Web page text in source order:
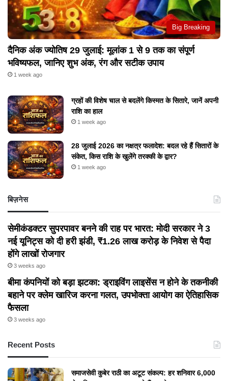
Big Breaking
दैनिक अंक ज्योतिष 29 जुलाई: मूलांक 1 से 9 तक का संपूर्ण
भविष्यफल, जानिए शुभ अंक, रंग और सटीक उपाय
1 week ago
ग्रहों की विशेष चाल से बदलेंगे किस्मत के सितारे, जानें अपनी
राशि का हाल
1 week ago
28 जुलाई 2026 का नक्षत्र फलादेश: बदल रहे हैं सितारों के
संकेत, किस राशि के खुलेंगे तरक्की के द्वार?
1 week ago
बिज़नेस
सेमीकंडक्टर सुपरपावर बनने की राह पर भारत: मोदी सरकार ने 3
नई यूनिट्स को दी हरी झंडी, ₹1.26 लाख करोड़ के निवेश से पैदा
होंगे लाखों रोजगार
3 weeks ago
बीमा कंपनियों को बड़ा झटका: ड्राइविंग लाइसेंस न होने के तकनीकी
बहाने पर क्लेम खारिज करना गलत, उपभोक्ता आयोग का ऐतिहासिक
फैसला
3 weeks ago
Recent Posts
समाजसेवी कुबेर राठी का अटूट संकल्प: हर शनिवार 6,000